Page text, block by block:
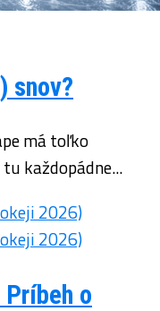
snov?
má toľko
každopádne...
o